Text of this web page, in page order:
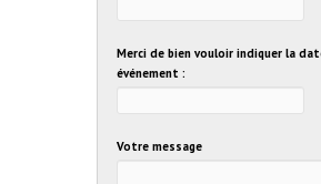
Merci de bien vouloir indiquer la
événement :
Votre message